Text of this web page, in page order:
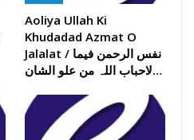
Aoliya Ullah Ki
Khudadad Azmat O
Jalalat / نفس الرحمن فیما
لاحباب اللہ من علو الشان…